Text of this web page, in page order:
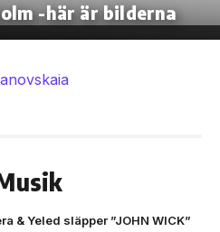
-här är bilderna
& Yeled släpper ”JOHN WICK”